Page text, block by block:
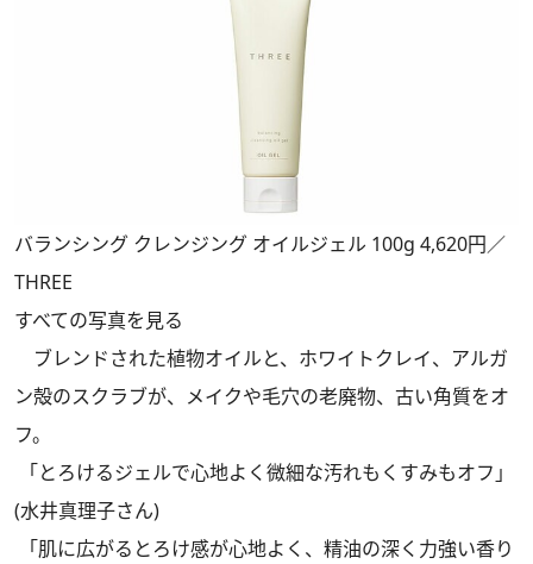
バランシング クレンジング オイルジェル 100g 4,620円／
THREE
すべての写真を見る
ブレンドされた植物オイルと、ホワイトクレイ、アルガ
ン殻のスクラブが、メイクや毛穴の老廃物、古い角質をオ
フ。
「とろけるジェルで心地よく微細な汚れもくすみもオフ」
(水井真理子さん)
「肌に広がるとろけ感が心地よく、精油の深く力強い香り